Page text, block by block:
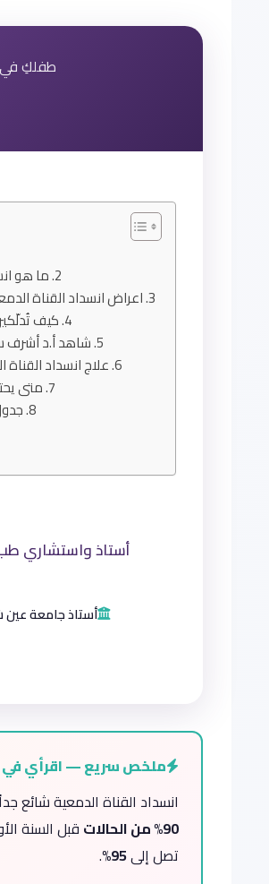
طفلكِ في
ما هو
اعراض انسداد القناة
كيف
شاهد أ.د أشرف
علاج انسداد
متى
أستاذ واستشاري
أستاذ جامعة
ملخص سريع — اقرأي في 30
انسداد القناة الدمعية شائع
90% من الحالات
قبل السنة
تصل إلى95%
.